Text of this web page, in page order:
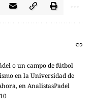
o un campo de fútbol
en la Universidad de
en AnalistasPadel